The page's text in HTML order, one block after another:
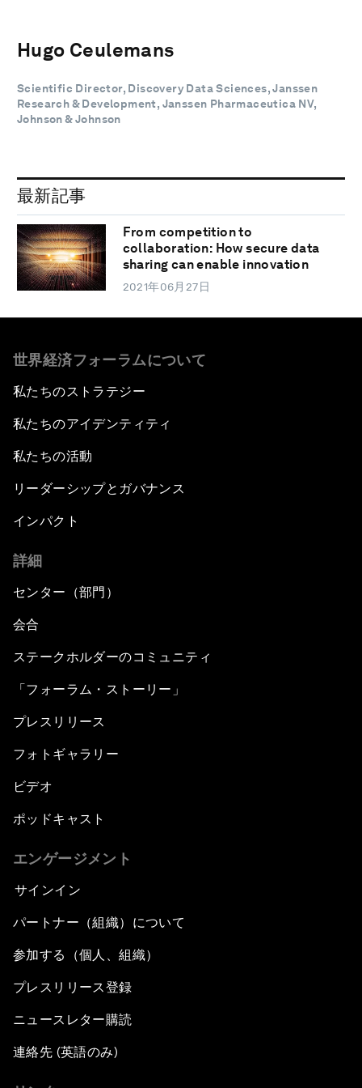
Hugo Ceulemans
Scientific Director, Discovery Data Sciences, Janssen
Research & Development, Janssen Pharmaceutica NV,
Johnson & Johnson
最新記事
From competition to
collaboration: How secure data
sharing can enable innovation
2021年06月27日
世界経済フォーラムについて
私たちのストラテジー
私たちのアイデンティティ
私たちの活動
リーダーシップとガバナンス
インパクト
詳細
センター（部門）
会合
ステークホルダーのコミュニティ
「フォーラム・ストーリー」
プレスリリース
フォトギャラリー
ビデオ
ポッドキャスト
エンゲージメント
サインイン
パートナー（組織）について
参加する（個人、組織）
プレスリリース登録
ニュースレター購読
連絡先 (英語のみ)